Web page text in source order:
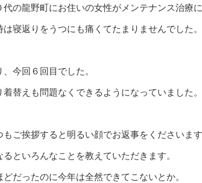
の龍野町にお住いの女性がメンテナンス治療に
寝返りをうつにも痛くてたまりませんでした。
今回６回目でした。
替えも問題なくできるようになっていました。
ご挨拶すると明るい顔でお返事をくださいます
といろんなことを教えていただきます。
だったのに今年は全然できてこないとか。